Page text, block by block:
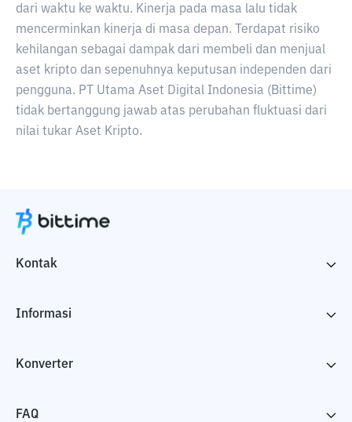
dari waktu ke waktu. Kinerja pada masa lalu tidak
mencerminkan kinerja di masa depan. Terdapat risiko
kehilangan sebagai dampak dari membeli dan menjual
aset kripto dan sepenuhnya keputusan independen dari
pengguna. PT Utama Aset Digital Indonesia (Bittime)
tidak bertanggung jawab atas perubahan fluktuasi dari
nilai tukar Aset Kripto.
Kontak
Informasi
Konverter
FAQ